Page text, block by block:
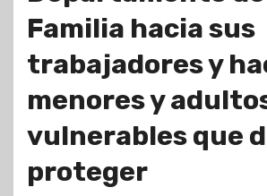
Familia hacia sus
trabajadores y
menores y
vulnerables que
proteger